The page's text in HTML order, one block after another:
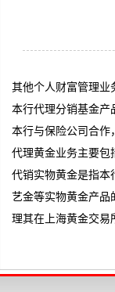
其他个人财富管理业
本行代理分销基金产
本行与保险公司合作
代理黄金业务主要包
代销实物黄金是指本
艺金等实物黄金产品
理其在上海黄金交易